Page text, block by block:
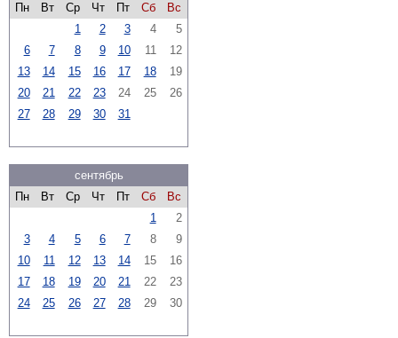
Пн
Вт Ср Чт Пт Сб
Вс
1
2 3 4
5
6
7 8 9 10 11
12
13
14 15 16 17 18
19
20
21 22 23 24 25
26
27
28 29 30 31
сентябрь
Пн
Вт Ср Чт Пт Сб
Вс
1
2
3
4 5 6 7 8
9
10
11 12 13 14 15
16
17
18 19 20 21 22
23
24
25 26 27 28 29 30